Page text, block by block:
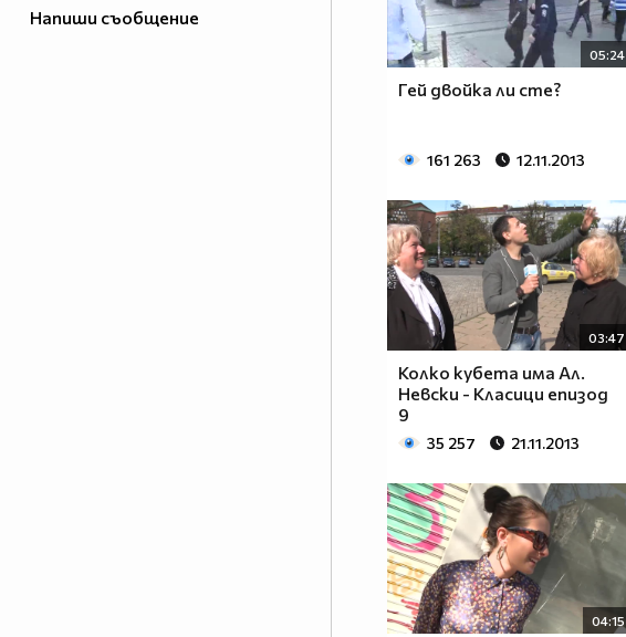
Напиши съобщение
гледате и в
05:24
Гей двойка ли сте?
161 263 12.11.2013
03:47
Колко кубета има Ал.
Невски - Класици епизод
9
35 257 21.11.2013
04:15